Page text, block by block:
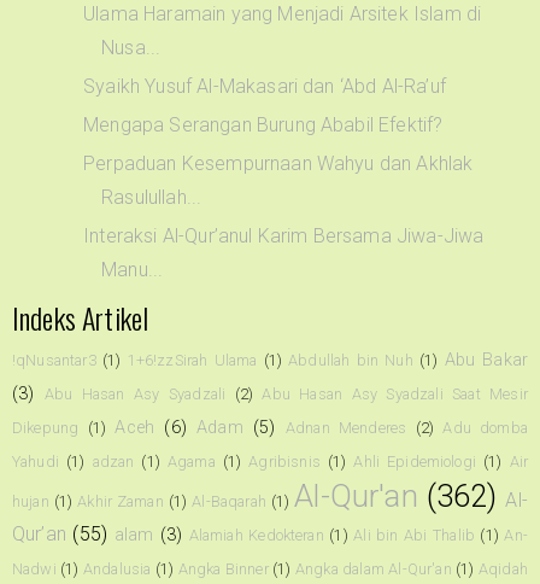
Ulama Haramain yang Menjadi Arsitek Islam di
Nusa...
Syaikh Yusuf Al-Makasari dan ‘Abd Al-Ra’uf
Mengapa Serangan Burung Ababil Efektif?
Perpaduan Kesempurnaan Wahyu dan Akhlak
Rasulullah...
Interaksi Al-Qur’anul Karim Bersama Jiwa-Jiwa
Manu...
Indeks Artikel
!qNusantar3 (1) 1+6!zzSirah Ulama (1) Abdullah bin Nuh (1) Abu Bakar
(3)
Abu Hasan Asy Syadzali (2) Abu Hasan Asy Syadzali Saat Mesir
Dikepung
(1) Aceh (6) Adam (5) Adnan Menderes (2) Adu domba
Yahudi (1) adzan (1) Agama (1) Agribisnis (1) Ahli Epidemiologi (1) Air
hujan (1) Akhir Zaman (1) Al-Baqarah (1) Al-Qur'an (362) Al-
Qur’an (55) alam (3) Alamiah Kedokteran (1) Ali bin Abi Thalib (1) An-
Nadwi (1) Andalusia (1) Angka Binner (1) Angka dalam Al-Qur'an (1) Aqidah